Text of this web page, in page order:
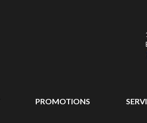
PROMOTIONS